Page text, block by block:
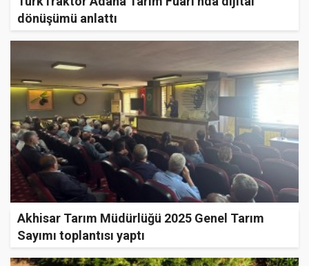
dönüşümü anlattı
Akhisar Tarım Müdürlüğü 2025 Genel Tarım
Sayımı toplantısı yaptı